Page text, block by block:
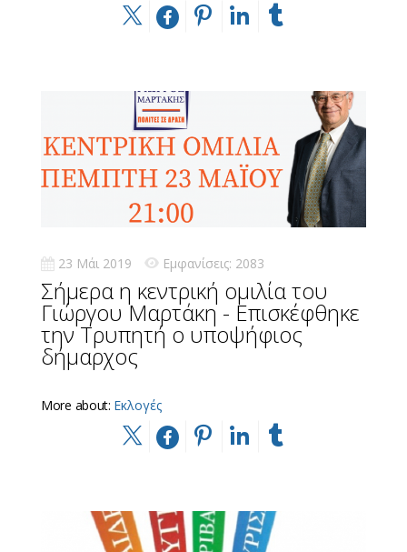
23 Μάι 2019 Εμφανίσεις: 2083
Σήμερα η κεντρική ομιλία του
Γιώργου Μαρτάκη - Επισκέφθηκε
την Τρυπητή ο υποψήφιος
δήμαρχος
More about: Εκλογές